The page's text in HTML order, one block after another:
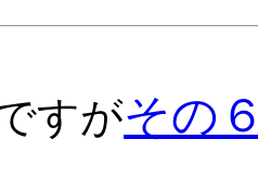
すがその